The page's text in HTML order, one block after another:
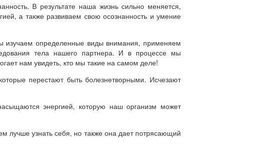
В результате наша жизнь сильно меняется,
а также развиваем свою осознанность и умение
определенные виды внимания, применяем
тела нашего партнера. И в процессе мы
нам увидеть, кто мы такие на самом деле!
перестают быть болезнетворными. Исчезают
энергией, которую наш организм может
лучше узнать себя, но также она дает потрясающий